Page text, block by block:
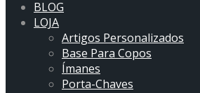
BLOG
LOJA
Artigos Personalizados
Base Para Copos
Ímanes
Porta-Chaves